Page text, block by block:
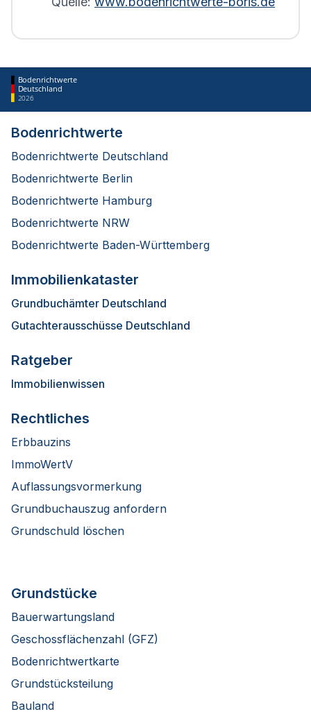
Bodenrichtwerte
Deutschland
2026
Bodenrichtwerte
Bodenrichtwerte Deutschland
Bodenrichtwerte Berlin
Bodenrichtwerte Hamburg
Bodenrichtwerte NRW
Bodenrichtwerte Baden-Württemberg
Immobilienkataster
Grundbuchämter Deutschland
Gutachterausschüsse Deutschland
Ratgeber
Immobilienwissen
Rechtliches
Erbbauzins
ImmoWertV
Auflassungsvormerkung
Grundbuchauszug anfordern
Grundschuld löschen
Grundstücke
Bauerwartungsland
Geschossflächenzahl (GFZ)
Bodenrichtwertkarte
Grundstücksteilung
Bauland